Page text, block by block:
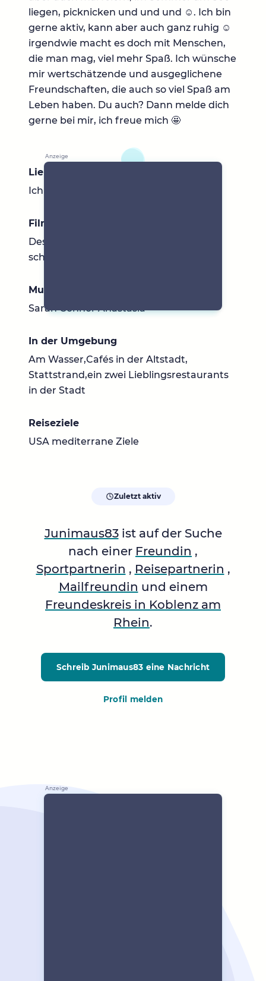
liegen, picknicken und und und ☺️. Ich bin
gerne aktiv, kann aber auch ganz ruhig ☺️
irgendwie macht es doch mit Menschen,
die man mag, viel mehr Spaß. Ich wünsche
mir wertschätzende und ausgeglichene
Freundschaften, die auch so viel Spaß am
Leben haben. Du auch? Dann melde dich
gerne bei mir, ich freue mich 🤩
Lieblingsbücher
Ich lese gerne Fitzek
Filme & Serien
Desperate Housewives ist topp, aber ich
schaue eigentlich viel querbeet
Musik
Sarah Connor Anastasia
In der Umgebung
Am Wasser,Cafés in der Altstadt,
Stattstrand,ein zwei Lieblingsrestaurants
in der Stadt
Reiseziele
USA mediterrane Ziele
Zuletzt aktiv
Junimaus83ist auf der Suche
nach einer Freundin ,
Sportpartnerin , Reisepartnerin ,
Mailfreundin und einem
Freundeskreis in Koblenz am
Rhein.
Schreib Junimaus83 eine Nachricht
Profil melden